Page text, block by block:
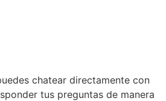
chatear directamente con
tus preguntas de manera